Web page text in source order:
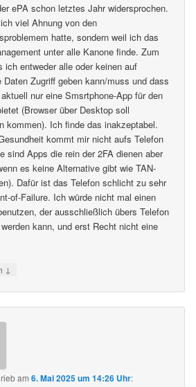
ePA schon letztes Jahr widersprochen.
viel Ahnung von den
hatte, sondern weil ich das
unter alle Kanone finde. Zum
ich entweder alle oder keinen auf
Daten Zugriff geben kann/muss und dass
nur eine Smsrtphone-App für den
(Browser über Desktop soll
kommen). Ich finde das inakzeptabel.
kommt mir nicht aufs Telefon
sind Apps die rein der 2FA dienen aber
es keine Alternative gibt wie TAN-
Dafür ist das Telefon schlicht zu sehr
of-Failure. Ich würde nicht mal einen
der ausschließlich übers Telefon
kann, und erst Recht nicht eine
↓
am6. Mai 2025 um 14:26 Uhr: